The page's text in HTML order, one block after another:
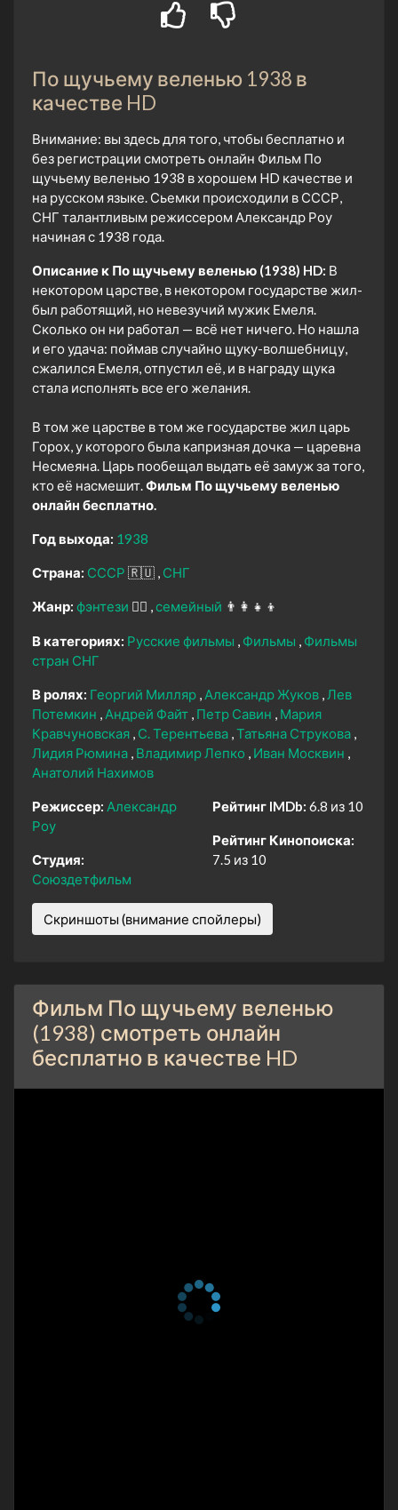
По щучьему веленью 1938 в
качестве HD
Внимание: вы здесь для того, чтобы бесплатно и
без регистрации смотреть онлайн Фильм По
щучьему веленью 1938 в хорошем HD качестве и
на русском языке. Сьемки происходили в СССР,
СНГ талантливым режиссером Александр Роу
начиная с 1938 года.
Описание к По щучьему веленью (1938) HD: В
некотором царстве, в некотором государстве жил-
был работящий, но невезучий мужик Емеля.
Сколько он ни работал — всё нет ничего. Но нашла
и его удача: поймав случайно щуку-волшебницу,
сжалился Емеля, отпустил её, и в награду щука
стала исполнять все его желания.
В том же царстве в том же государстве жил царь
Горох, у которого была капризная дочка — царевна
Несмеяна. Царь пообещал выдать её замуж за того,
кто её насмешит.Фильм По щучьему веленью
онлайн бесплатно.
Год выхода: 1938
Страна: СССР 🇷🇺 СНГ
Жанр: фэнтези 🧝‍♂️ семейный 👨‍👩‍👧‍👦
В категориях: Русские фильмы Фильмы
Фильмы
стран СНГ
В ролях: Георгий Милляр Александр Жуков Лев
Потемкин
Андрей Файт Петр Савин
Мария
Кравчуновская С. Терентьева Татьяна Струкова
Лидия Рюмина Владимир Лепко
Иван Москвин
Анатолий Нахимов
Режиссер: Александр
Роу
Студия:
Союздетфильм
Рейтинг IMDb: 6.8 из 10
Рейтинг Кинопоиска:
7.5 из 10
Скриншоты (внимание спойлеры)
Фильм По щучьему веленью
(1938) смотреть онлайн
бесплатно в качестве HD